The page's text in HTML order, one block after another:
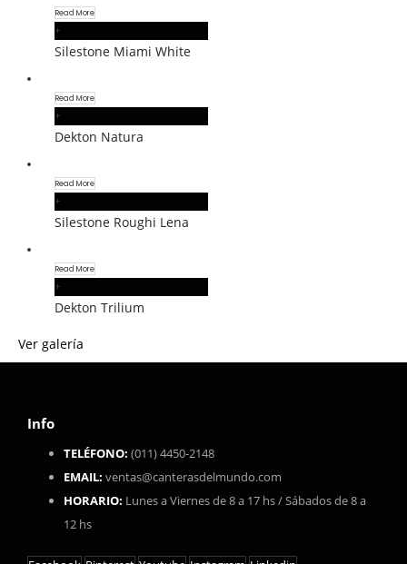
Read More
+
Silestone Miami White
Read More
+
Dekton Natura
Read More
+
Silestone Roughi Lena
Read More
+
Dekton Trilium
Ver galería
Info
TELÉFONO: (011) 4450-2148
EMAIL: ventas@canterasdelmundo.com
HORARIO: Lunes a Viernes de 8 a 17 hs / Sábados de 8 a
12 hs